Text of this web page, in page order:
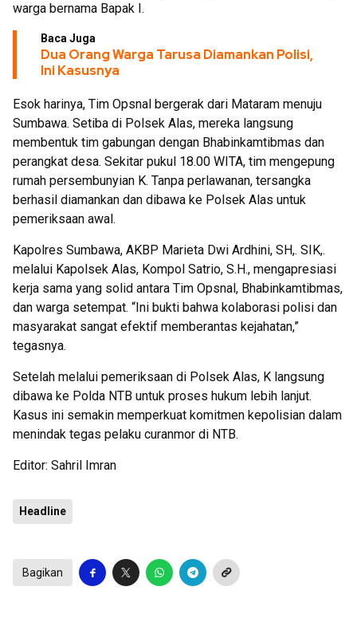
warga bernama Bapak I.
Baca Juga
Dua Orang Warga Tarusa Diamankan Polisi,
Ini Kasusnya
Esok harinya, Tim Opsnal bergerak dari Mataram menuju
Sumbawa. Setiba di Polsek Alas, mereka langsung
membentuk tim gabungan dengan Bhabinkamtibmas dan
perangkat desa. Sekitar pukul 18.00 WITA, tim mengepung
rumah persembunyian K. Tanpa perlawanan, tersangka
berhasil diamankan dan dibawa ke Polsek Alas untuk
pemeriksaan awal.
Kapolres Sumbawa, AKBP Marieta Dwi Ardhini, SH,. SIK,.
melalui Kapolsek Alas, Kompol Satrio, S.H., mengapresiasi
kerja sama yang solid antara Tim Opsnal, Bhabinkamtibmas,
dan warga setempat. “Ini bukti bahwa kolaborasi polisi dan
masyarakat sangat efektif memberantas kejahatan,”
tegasnya.
Setelah melalui pemeriksaan di Polsek Alas, K langsung
dibawa ke Polda NTB untuk proses hukum lebih lanjut.
Kasus ini semakin memperkuat komitmen kepolisian dalam
menindak tegas pelaku curanmor di NTB.
Editor: Sahril Imran
Headline
Bagikan